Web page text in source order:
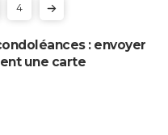
4
: envoyer
une carte